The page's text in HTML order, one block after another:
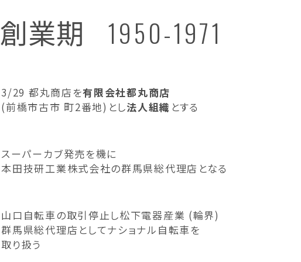
創業期 1950-1971
3/29 都丸商店を有限会社都丸商店
(前橋市古市 町2番地)とし法人組織 とする
スーパーカブ発売を機に
本田技研工業株式会社の群馬県総代理店となる
山口自転車の取引停止し松下電器産業 (輪界)
群馬県総代理店としてナショナル自転車を
取り扱う